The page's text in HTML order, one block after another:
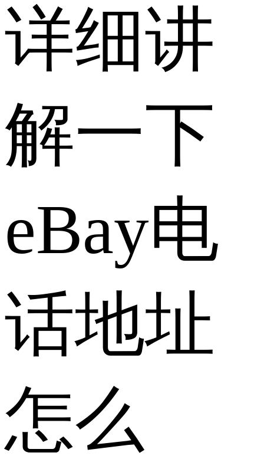
详细讲
解一下
eBay电
话地址
怎么